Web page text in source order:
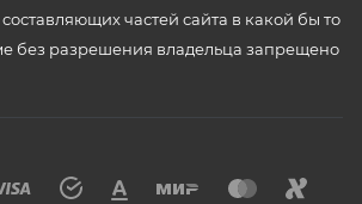
частей сайта в какой бы то
без разрешения владельца запрещено